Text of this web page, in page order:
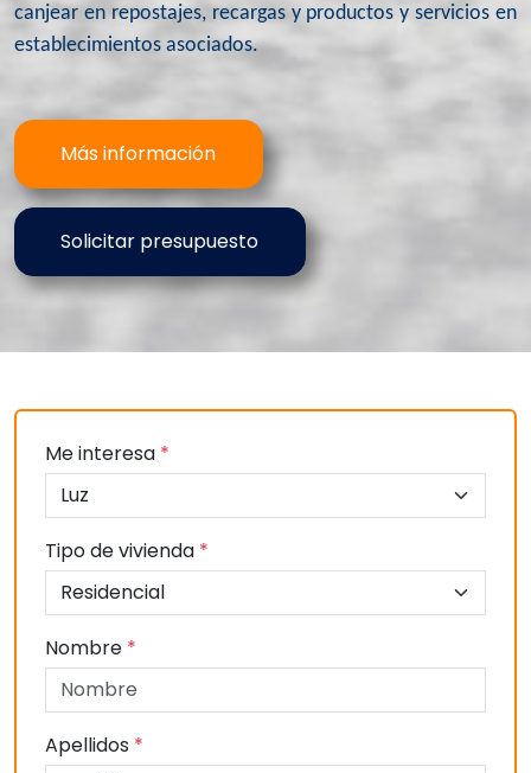
canjear en repostajes, recargas y productos y servicios en
establecimientos asociados.
Más información
Solicitar presupuesto
Me interesa *
Tipo de vivienda *
Nombre *
Apellidos *